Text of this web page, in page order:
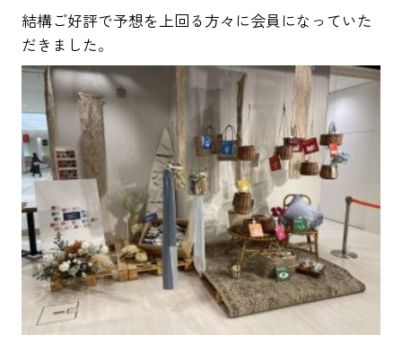
結構ご好評で予想を上回る方々に会員になっていた
だきました。